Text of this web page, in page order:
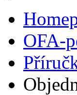
OFA-